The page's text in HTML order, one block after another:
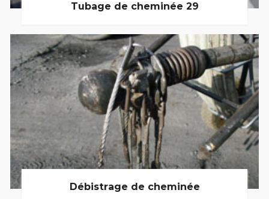
Tubage de cheminée 29
Débistrage de cheminée